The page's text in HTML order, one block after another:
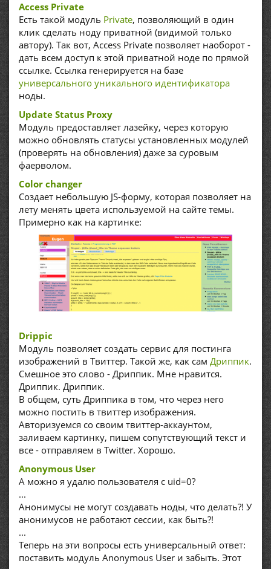
Access Private
Есть такой модуль Private, позволяющий в один
клик сделать ноду приватной (видимой только
автору). Так вот, Access Private позволяет наоборот -
дать всем доступ к этой приватной ноде по прямой
ссылке. Ссылка генерируется на базе
универсального уникального идентификатора
ноды.
Update Status Proxy
Модуль предоставляет лазейку, через которую
можно обновлять статусы установленных модулей
(проверять на обновления) даже за суровым
фаерволом.
Color changer
Создает небольшую JS-форму, которая позволяет на
лету менять цвета используемой на сайте темы.
Примерно как на картинке:
Drippic
Модуль позволяет создать сервис для постинга
изображений в Твиттер. Такой же, как сам Дриппик.
Смешное это слово - Дриппик. Мне нравится.
Дриппик. Дриппик.
В общем, суть Дриппика в том, что через него
можно постить в твиттер изображения.
Авторизуемся со своим твиттер-аккаунтом,
заливаем картинку, пишем сопутствующий текст и
все - отправляем в Twitter. Хорошо.
Anonymous User
А можно я удалю пользователя с uid=0?
...
Анонимусы не могут создавать ноды, что делать?! У
анонимусов не работают сессии, как быть?!
...
Теперь на эти вопросы есть универсальный ответ:
поставить модуль Anonymous User и забыть. Этот